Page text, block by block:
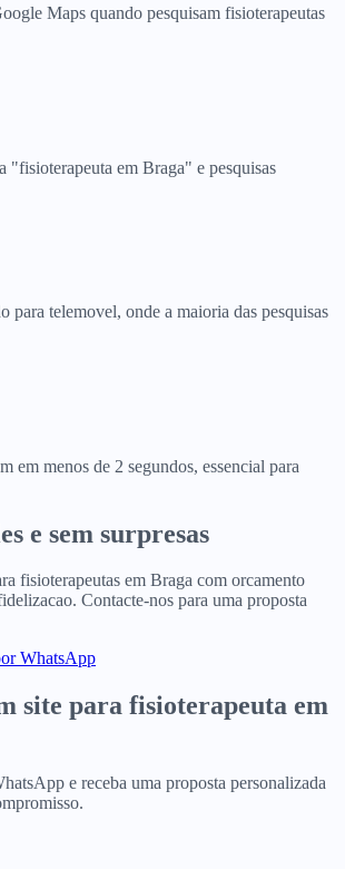
Maps quando pesquisam fisioterapeutas
"fisioterapeuta em Braga" e pesquisas
para telemovel, onde a maioria das pesquisas
em menos de 2 segundos, essencial para
e sem surpresas
fisioterapeutas em Braga com orcamento
Contacte-nos para uma proposta
WhatsApp
site para fisioterapeuta em
e receba uma proposta personalizada